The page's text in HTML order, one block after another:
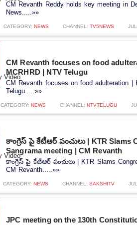
CM Revanth Reddy holds key meeting in
News.....»»
CATEGORY: NEWS CHANNEL: TV5NEWS
CM Revanth focuses on food
MCRHRD | NTV Telugu
CM Revanth focuses on food adulteration |
Telugu.....»»
CATEGORY: NEWS CHANNEL: NTVTELUGU
కాంగ్రెస్ పై కేటీఆర్ పంచులు | KTR Slams
Sangrama meeting | CM Revanth
కాంగ్రెస్ పై కేటీఆర్ పంచులు | KTR Slams
CM Revanth.....»»
CATEGORY: NEWS CHANNEL: SAKSHITV
JPC meeting on the 130th